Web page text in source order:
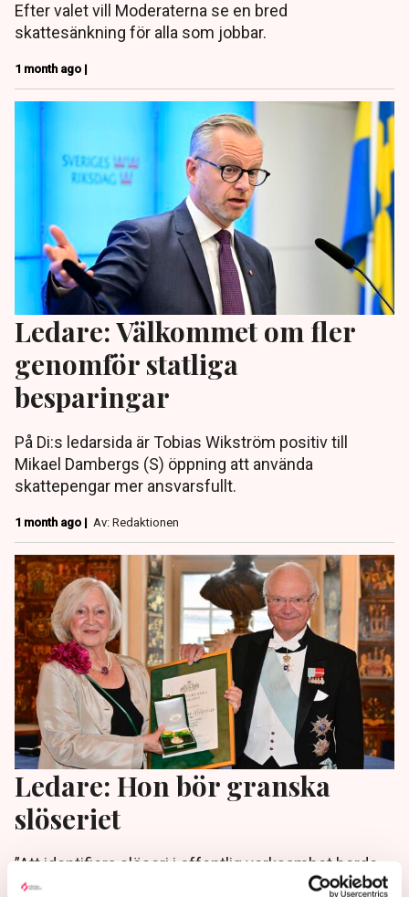
Efter valet vill Moderaterna se en bred
skattesänkning för alla som jobbar.
1 month ago |
Ledare: Välkommet om fler
genomför statliga
besparingar
På Di:s ledarsida är Tobias Wikström positiv till
Mikael Dambergs (S) öppning att använda
skattepengar mer ansvarsfullt.
1 month ago | Av: Redaktionen
Ledare: Hon bör granska
slöseriet
”Att identifiera slöseri i offentlig verksamhet borde
vara något som intresserar alla oavsett politisk